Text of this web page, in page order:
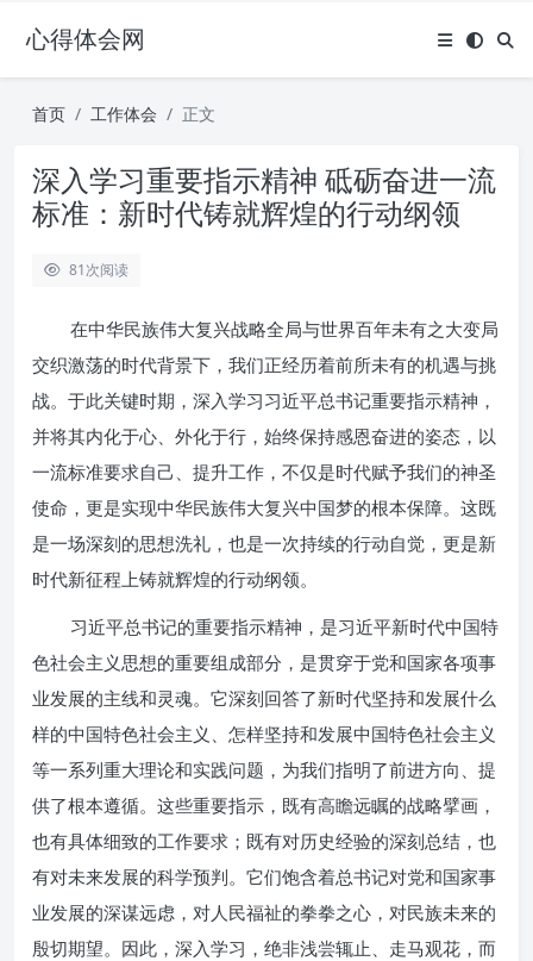
心得体会网
首页 工作体会 正文
深入学习重要指示精神 砥砺奋进一流
标准：新时代铸就辉煌的行动纲领
81次阅读
在中华民族伟大复兴战略全局与世界百年未有之大变局
交织激荡的时代背景下，我们正经历着前所未有的机遇与挑
战。于此关键时期，深入学习习近平总书记重要指示精神，
并将其内化于心、外化于行，始终保持感恩奋进的姿态，以
一流标准要求自己、提升工作，不仅是时代赋予我们的神圣
使命，更是实现中华民族伟大复兴中国梦的根本保障。这既
是一场深刻的思想洗礼，也是一次持续的行动自觉，更是新
时代新征程上铸就辉煌的行动纲领。
习近平总书记的重要指示精神，是习近平新时代中国特
色社会主义思想的重要组成部分，是贯穿于党和国家各项事
业发展的主线和灵魂。它深刻回答了新时代坚持和发展什么
样的中国特色社会主义、怎样坚持和发展中国特色社会主义
等一系列重大理论和实践问题，为我们指明了前进方向、提
供了根本遵循。这些重要指示，既有高瞻远瞩的战略擘画，
也有具体细致的工作要求；既有对历史经验的深刻总结，也
有对未来发展的科学预判。它们饱含着总书记对党和国家事
业发展的深谋远虑，对人民福祉的拳拳之心，对民族未来的
殷切期望。因此，深入学习，绝非浅尝辄止、走马观花，而